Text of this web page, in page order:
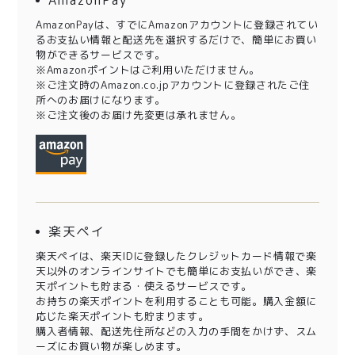
AmazonPayは、すでにAmazonアカウントに登録されてい
るお支払い情報と配送先を選択するだけで、簡単にお買い
物ができるサービスです。
※Amazonポイントはご利用いただけません。
※ご注文時のAmazon.co.jpアカウントに登録されたご住
所へのお届けになります。
※ご注文後のお届け先変更は承れません。
楽天ペイ
楽天ペイは、楽天IDに登録したクレジットカード情報で楽
天以外のオンラインサイトでも簡単にお支払いができ、楽
天ポイントも貯まる・使えるサービスです。
お持ちの楽天ポイントを利用することも可能。購入金額に
応じた楽天ポイントも貯まります。
購入者情報、配送先住所などの入力の手間をかけず、スム
ーズにお買い物が楽しめます。